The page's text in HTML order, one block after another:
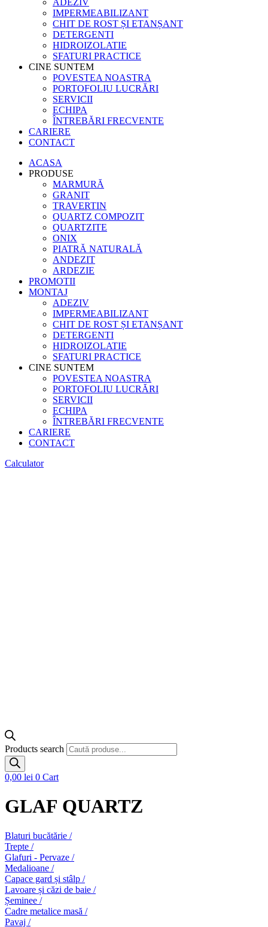
ADEZIV
IMPERMEABILIZANT
CHIT DE ROST ȘI ETANȘANT
DETERGENTI
HIDROIZOLATIE
SFATURI PRACTICE
CINE SUNTEM
POVESTEA NOASTRA
PORTOFOLIU LUCRĂRI
SERVICII
ECHIPA
ÎNTREBĂRI FRECVENTE
CARIERE
CONTACT
ACASA
PRODUSE
MARMURĂ
GRANIT
TRAVERTIN
QUARTZ COMPOZIT
QUARTZITE
ONIX
PIATRĂ NATURALĂ
ANDEZIT
ARDEZIE
PROMOTII
MONTAJ
ADEZIV
IMPERMEABILIZANT
CHIT DE ROST ȘI ETANȘANT
DETERGENTI
HIDROIZOLATIE
SFATURI PRACTICE
CINE SUNTEM
POVESTEA NOASTRA
PORTOFOLIU LUCRĂRI
SERVICII
ECHIPA
ÎNTREBĂRI FRECVENTE
CARIERE
CONTACT
Calculator
Products search
0,00 lei 0 Cart
GLAF QUARTZ
Blaturi bucătărie /
Trepte /
Glafuri - Pervaze /
Medalioane /
Capace gard și stâlp /
Lavoare și căzi de baie /
Șeminee /
Cadre metalice masă /
Pavaj /